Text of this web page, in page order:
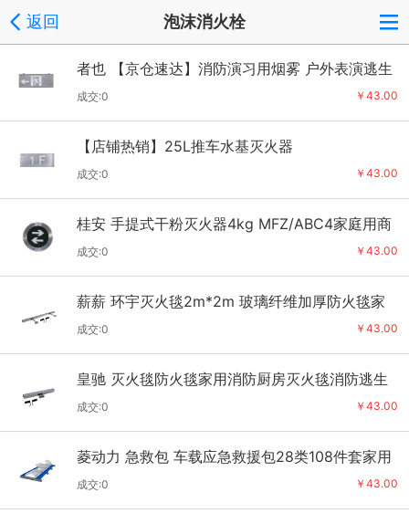
返回 泡沫消火栓
者也 【京仓速达】消防演习用烟雾 户外表演逃生
演练器材发烟道具 白色 【618
￥43.00
成交:0
【店铺热销】25L推车水基灭火器
￥43.00
成交:0
桂安 手提式干粉灭火器4kg MFZ/ABC4家庭用商
用消防器材3C消防认证 【618五金
￥43.00
成交:0
薪薪 环宇灭火毯2m*2m 玻璃纤维加厚防火毯家
庭商场厨房用玻璃纤维逃生防火毯
￥43.00
成交:0
皇驰 灭火毯防火毯家用消防厨房灭火毯消防逃生
隔热阻燃应急国标1Mx1M 【国家
￥43.00
成交:0
菱动力 急救包 车载应急救援包28类108件套家用
消防户外家庭应急包
￥43.00
成交:0